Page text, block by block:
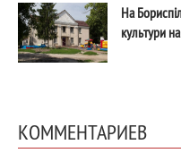
На
культури
КОММЕНТАРИЕВ